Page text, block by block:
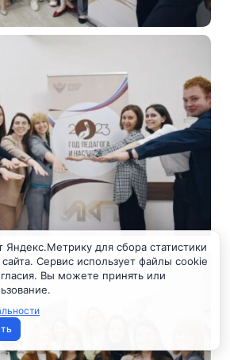
Яндекс.Метрику для сбора статистики
Сервис использует файлы cookie
Вы можете принять или